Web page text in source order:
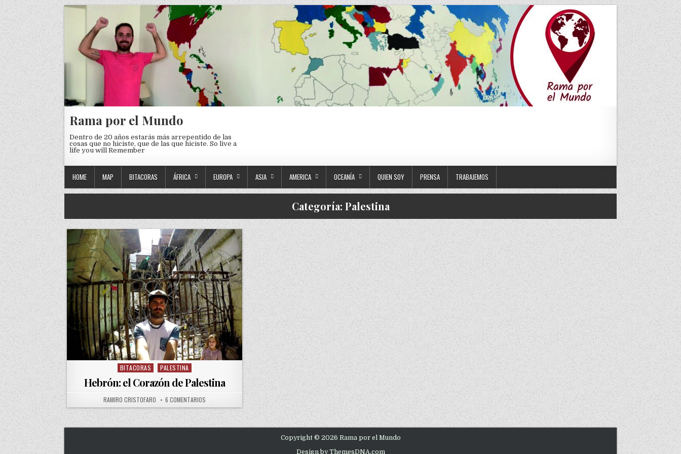
Skip to content
Rama por el Mundo
Dentro de 20 años estarás más arrepentido de las
cosas que no hiciste, que de las que hiciste. So live a
life you will Remember
HOME MAP BITACORAS ÁFRICA EUROPA ASIA AMERICA OCEANÍA QUIEN SOY PRENSA TRABAJEMOS
Categoría: Palestina
Posted in
BITACORAS PALESTINA
Hebrón: el Corazón de Palestina
AUTHOR:
RAMIRO CRISTOFARO 6 COMENTARIOSEN HEBRÓN: EL CORAZÓN DE PALESTINA
Copyright © 2026 Rama por el Mundo
Design by ThemesDNA.com